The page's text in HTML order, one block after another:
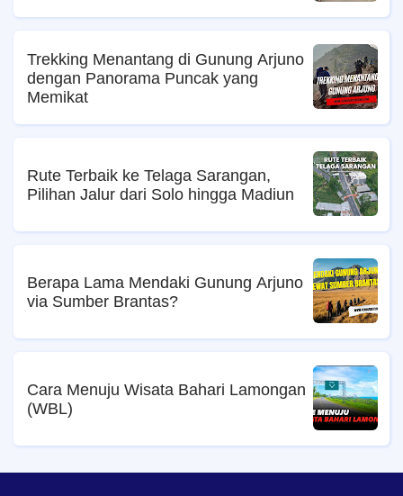
Trekking Menantang di Gunung Arjuno
dengan Panorama Puncak yang
Memikat
Rute Terbaik ke Telaga Sarangan,
Pilihan Jalur dari Solo hingga Madiun
Berapa Lama Mendaki Gunung Arjuno
via Sumber Brantas?
Cara Menuju Wisata Bahari Lamongan
(WBL)